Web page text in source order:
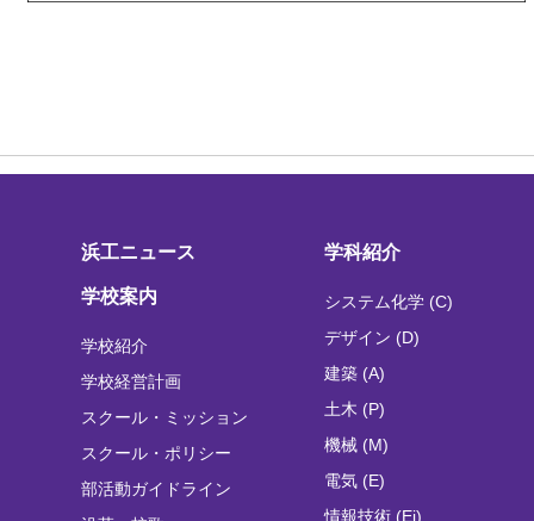
浜工ニュース
学校案内
学校紹介
学校経営計画
スクール・ミッション
スクール・ポリシー
部活動ガイドライン
学科紹介
システム化学 (C)
デザイン (D)
建築 (A)
土木 (P)
機械 (M)
電気 (E)
情報技術 (Ei)